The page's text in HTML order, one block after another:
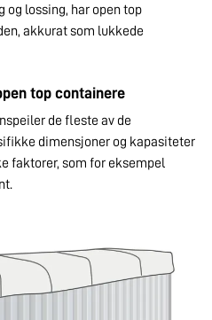
lossing, har open top
akkurat som lukkede
top containere
de fleste av de
dimensjoner og kapasiteter
faktorer, som for eksempel